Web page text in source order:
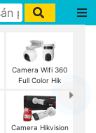
Camera Wifi 360
Full Color Hik
Camera Hikvision